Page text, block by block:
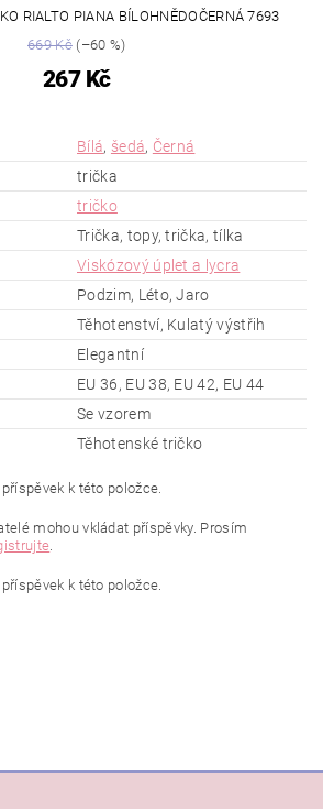
RIALTO PIANA BÍLOHNĚDOČERNÁ 7693
669 Kč(–60 %)
267 Kč
Bílá, šedá, Černá
trička
tričko
Trička, topy, trička, tílka
Viskózový úplet a lycra
Podzim, Léto, Jaro
Těhotenství, Kulatý výstřih
Elegantní
EU 36, EU 38, EU 42, EU 44
Se vzorem
Těhotenské tričko
k této položce.
mohou vkládat příspěvky. Prosím
.
k této položce.